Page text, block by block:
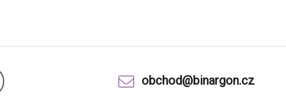
obchod@binargon.cz